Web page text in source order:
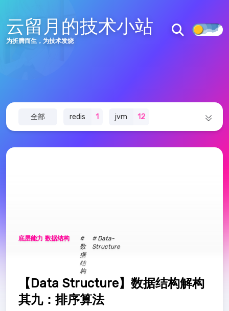
云留月的技术小站
为折腾而生，为技术发烧
全部 redis 1 jvm 12
数据结构 5 黑苹果 1 前端技术 2
mysql
Java se 13 nas 1
底层能力 数据结构
#
数
据
结
构
# Data-
Structure
【Data Structure】数据结构解构
其九：排序算法
沪ICP备2024062430号
沪公网安备31011402007539号